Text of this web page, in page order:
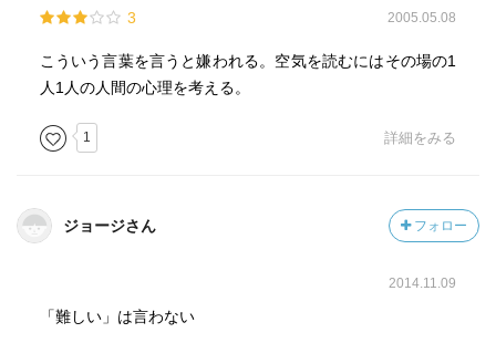
3 2005.05.08
こういう言葉を言うと嫌われる。空気を読むにはその場の1
人1人の人間の心理を考える。
1 詳細をみる
ジョージさん フォロー
2014.11.09
「難しい」は言わない